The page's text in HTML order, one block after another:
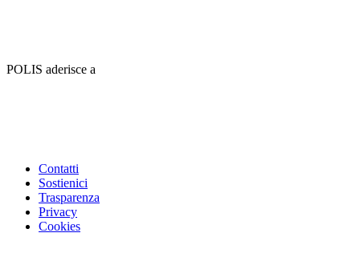
POLIS aderisce a
Contatti
Sostienici
Trasparenza
Privacy
Cookies